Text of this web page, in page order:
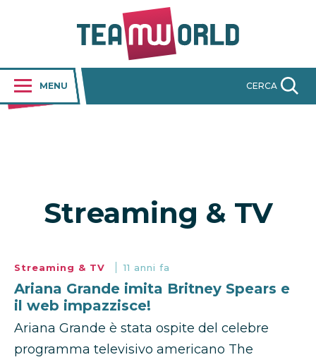
MENU CERCA
Streaming & TV
Streaming & TV 11 anni fa
Ariana Grande imita Britney Spears e
il web impazzisce!
Ariana Grande è stata ospite del celebre
programma televisivo americano The